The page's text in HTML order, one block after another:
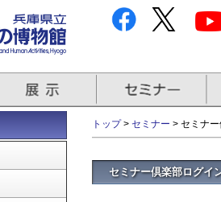
トップ> セミナー > セミナ
セミナー倶楽部ログイ